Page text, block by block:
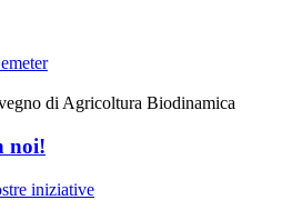
di Agricoltura Biodinamica
noi!
iniziative